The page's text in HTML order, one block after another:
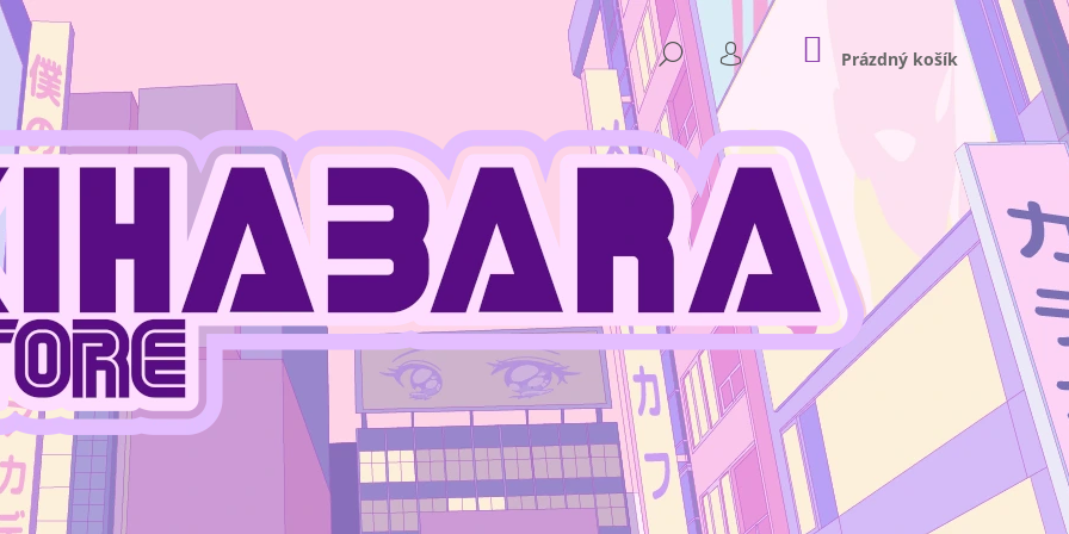
HLEDAT
PŘIHLÁŠENÍ
NÁKUPNÍ
KOŠÍK
Prázdný košík
CO POTŘEBUJETE NAJÍT?
HLEDAT
DOPORUČUJEME
KAISEN - MEGUMI FUSHIGURO ONE PIECE - MONKEY D. LUFFY GEAR 4